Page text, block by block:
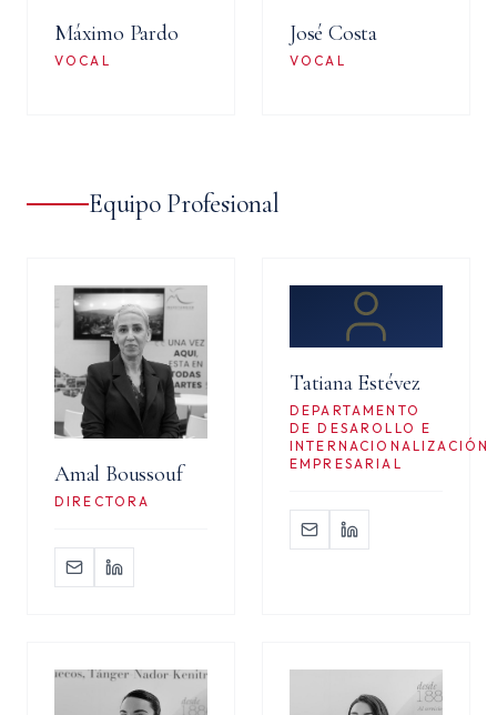
Máximo Pardo
VOCAL
José Costa
VOCAL
Equipo Profesional
Amal Boussouf
DIRECTORA
Tatiana Estévez
DEPARTAMENTO
DE DESAROLLO E
INTERNACIONALIZACIÓN
EMPRESARIAL